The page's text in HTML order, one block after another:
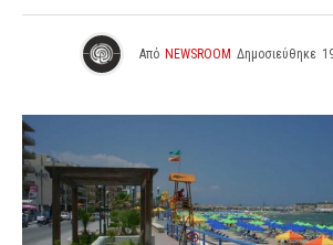
Από NEWSROOM Δημοσιεύθηκε